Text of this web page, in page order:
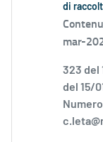
di
mar-
323 del
del 15/